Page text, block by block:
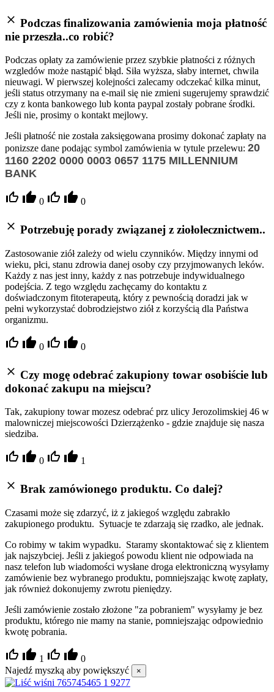
Podczas finalizowania zamówienia moja płatność
nie przeszła..co robić?
Podczas opłaty za zamówienie przez szybkie płatności z różnych
wzgledów może nastąpić błąd. Siła wyższa, słaby internet, chwila
nieuwagi. W pierwszej kolejności zalecamy odczekać kilka minut,
jeśli status otrzymany na e-mail się nie zmieni sugerujemy sprawdzić
czy z konta bankowego lub konta paypal zostały pobrane środki.
Jeśli nie, prosimy o kontakt mejlowy.
Jeśli płatność nie została zaksięgowana prosimy dokonać zapłaty na
ponizsze dane podając symbol zamówienia w tytule przelewu: 20
1160 2202 0000 0003 0657 1175 MILLENNIUM
BANK
0 0
Potrzebuję porady związanej z ziołolecznictwem..
Zastosowanie ziół zależy od wielu czynników. Między innymi od
wieku, płci, stanu zdrowia danej osoby czy przyjmowanych leków.
Każdy z nas jest inny, każdy z nas potrzebuje indywidualnego
podejścia. Z tego względu zachęcamy do kontaktu z
doświadczonym fitoterapeutą, który z pewnością doradzi jak w
pełni wykorzystać dobrodziejstwo ziół z korzyścią dla Państwa
organizmu.
0 0
Czy mogę odebrać zakupiony towar osobiście lub
dokonać zakupu na miejscu?
Tak, zakupiony towar mozesz odebrać prz ulicy Jerozolimskiej 46 w
malowniczej miejscowości Dzierzążenko - gdzie znajduje się nasza
siedziba.
0 1
Brak zamówionego produktu. Co dalej?
Czasami może się zdarzyć, iż z jakiegoś względu zabrakło
zakupionego produktu. Sytuacje te zdarzają się rzadko, ale jednak.
Co robimy w takim wypadku. Staramy skontaktować się z klientem
jak najszybciej. Jeśli z jakiegoś powodu klient nie odpowiada na
nasz telefon lub wiadomości wysłane droga elektroniczną wysyłamy
zamówienie bez wybranego produktu, pomniejszając kwotę zapłaty,
jak również dokonujemy zwrotu pieniędzy.
Jeśli zamówienie zostało złożone "za pobraniem" wysyłamy je bez
produktu, którego nie mamy na stanie, pomniejszając odpowiednio
kwotę pobrania.
1
0
Najedź myszką aby powiększyć
×